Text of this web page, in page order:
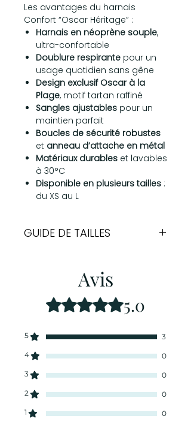
Les avantages du harnais
Confort “Oscar Héritage” :
Harnais en néoprène souple,
ultra-confortable
Doublure respirante pour un
usage quotidien sans gêne
Design exclusif Oscar à la
Plage, motif tartan raffiné
Sangles ajustables pour un
maintien parfait
Boucles de sécurité robustes
et anneau d’attache en métal
Matériaux durables et lavables
à 30°C
Disponible en plusieurs tailles :
du XS au L
GUIDE DE TAILLES
Poitrail
27-31cm 31-46cm
M
L 41-56cm 56-82cm
Avis
Noté 5 sur 5. 5.0
5
3
4
0
3
0
2
0
1
0